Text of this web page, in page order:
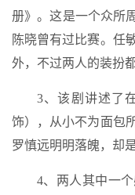
册》。这是一个众所
陈晓曾有过比赛。任
外，不过两人的装扮
3、该剧讲述了
饰），从小不为面包
罗慎远明明落魄，却
4、两人其中一